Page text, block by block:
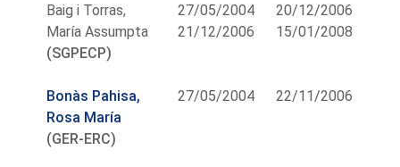
Baig i Torras,
María Assumpta
(SGPECP)
27/05/2004
21/12/2006
20/12/2006
15/01/2008
Bonàs Pahisa,
Rosa María
(GER-ERC)
27/05/2004 22/11/2006